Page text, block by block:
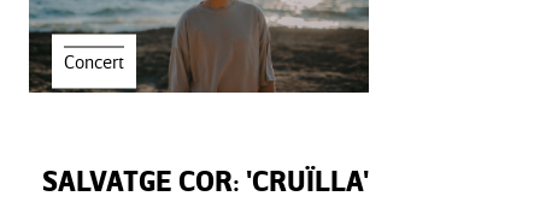
Concert
SALVATGE COR: 'CRUÏLLA'